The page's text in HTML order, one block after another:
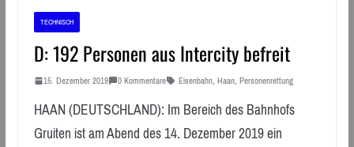
TECHNISCH
D: 192 Personen aus Intercity befreit
15. Dezember 2019 0 Kommentare Eisenbahn, Haan, Personenrettung
HAAN (DEUTSCHLAND): Im Bereich des Bahnhofs
Gruiten ist am Abend des 14. Dezember 2019 ein